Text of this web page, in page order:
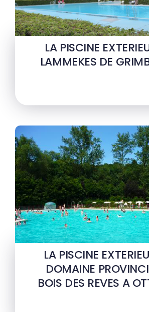
LA PISCINE
LAMMEKES DE
LA PISCINE
DOMAINE
BOIS DES REVES A